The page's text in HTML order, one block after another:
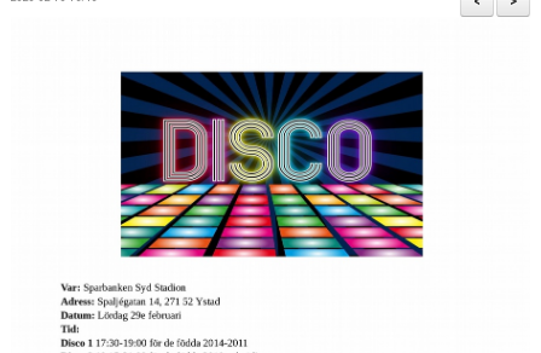
GRUPPER OCH TIDER
FRÅGOR & SVAR
FUNKTIONÄRER